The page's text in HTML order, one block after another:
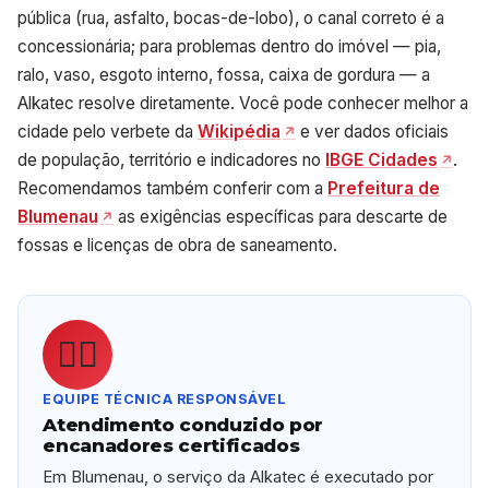
pública (rua, asfalto, bocas-de-lobo), o canal correto é a
concessionária; para problemas dentro do imóvel — pia,
ralo, vaso, esgoto interno, fossa, caixa de gordura — a
Alkatec resolve diretamente. Você pode conhecer melhor a
cidade pelo verbete da Wikipédia
e ver dados oficiais
de população, território e indicadores no IBGE Cidades
.
Recomendamos também conferir com a Prefeitura de
Blumenau
as exigências específicas para descarte de
fossas e licenças de obra de saneamento.
👷‍♂️
EQUIPE TÉCNICA RESPONSÁVEL
Atendimento conduzido por
encanadores certificados
Em Blumenau, o serviço da Alkatec é executado por